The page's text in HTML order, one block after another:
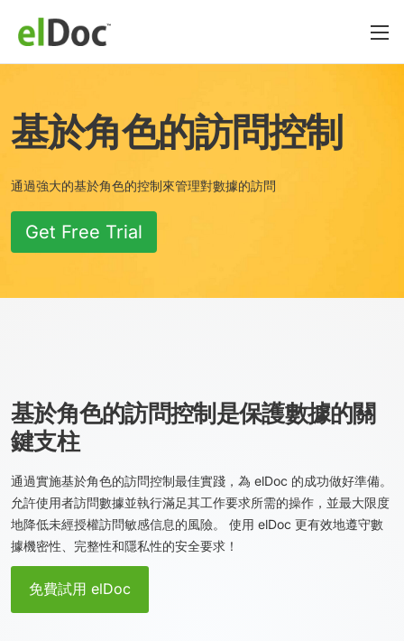
基於角色的訪問控制
通過強大的基於角色的控制來管理對數據的訪問
Get Free Trial
基於角色的訪問控制是保護數據的關
鍵支柱
通過實施基於角色的訪問控制最佳實踐，為 elDoc 的成功做好準備。
允許使用者訪問數據並執行滿足其工作要求所需的操作，並最大限度
地降低未經授權訪問敏感信息的風險。 使用 elDoc 更有效地遵守數
據機密性、完整性和隱私性的安全要求！
免費試用 elDoc